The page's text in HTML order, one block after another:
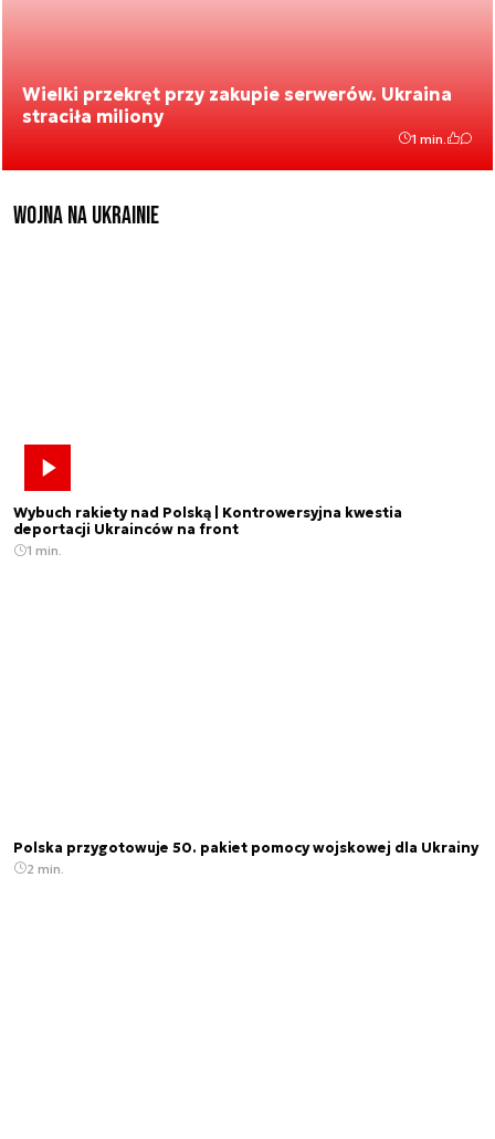
Wielki przekręt przy zakupie serwerów. Ukraina
straciła miliony
1 min.
Wojna na Ukrainie
Wybuch rakiety nad Polską | Kontrowersyjna kwestia
deportacji Ukrainców na front
1 min.
Polska przygotowuje 50. pakiet pomocy wojskowej dla Ukrainy
2 min.